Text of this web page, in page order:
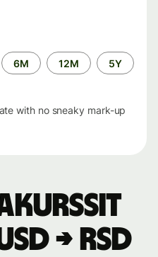
6M 12M 5Y
with no sneaky mark-up
→ RSD